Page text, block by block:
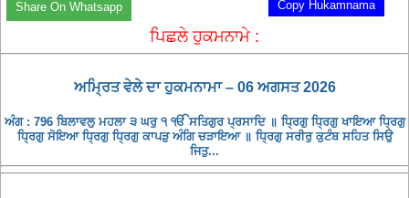
Copy Hukamnama
Share On Whatsapp
ਪਿਛਲੇ ਹੁਕਮਨਾਮੇ :
ਅਮ੍ਰਿਤ ਵੇਲੇ ਦਾ ਹੁਕਮਨਾਮਾ – 06 ਅਗਸਤ 2026
ਅੰਗ : 796 ਬਿਲਾਵਲੁ ਮਹਲਾ ੩ ਘਰੁ ੧ ੴ ਸਤਿਗੁਰ ਪ੍ਰਸਾਦਿ ॥ ਧ੍ਰਿਗੁ ਧ੍ਰਿਗੁ ਖਾਇਆ ਧ੍ਰਿਗੁ
ਧ੍ਰਿਗੁ ਸੋਇਆ ਧ੍ਰਿਗੁ ਧ੍ਰਿਗੁ ਕਾਪੜੁ ਅੰਗਿ ਚੜਾਇਆ ॥ ਧ੍ਰਿਗੁ ਸਰੀਰੁ ਕੁਟੰਬ ਸਹਿਤ ਸਿਉ
ਜਿਤੁ...